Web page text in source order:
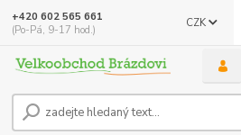
CZK
+420 602 565 661
(Po-Pá, 9-17 hod.)